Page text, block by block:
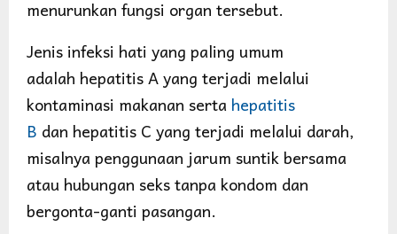
menurunkan fungsi organ tersebut.
Jenis infeksi hati yang paling umum
adalah hepatitis A yang terjadi melalui
kontaminasi makanan serta hepatitis
B dan hepatitis C yang terjadi melalui darah,
misalnya penggunaan jarum suntik bersama
atau hubungan seks tanpa kondom dan
bergonta-ganti pasangan.